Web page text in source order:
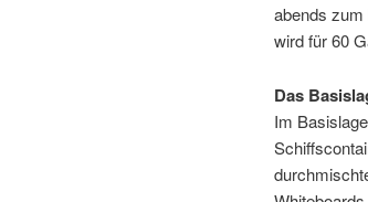
abends zum
wird für 60
Das
Im